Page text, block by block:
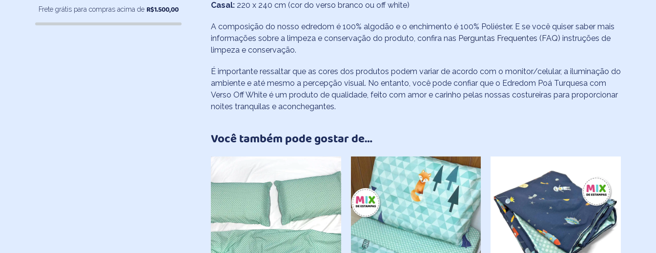
Casal: 220 x 240 cm (cor do verso branco ou off white)
A composição do nosso edredom é 100% algodão e o enchimento é 100% Poliéster. E se você quiser saber mais
informações sobre a limpeza e conservação do produto, confira nas Perguntas Frequentes (FAQ) instruções de
limpeza e conservação.
É importante ressaltar que as cores dos produtos podem variar de acordo com o monitor/celular, a iluminação do
ambiente e até mesmo a percepção visual. No entanto, você pode confiar que o Edredom Poá Turquesa com
Verso Off White é um produto de qualidade, feito com amor e carinho pelas nossas costureiras para proporcionar
noites tranquilas e aconchegantes.
Você também pode gostar de…
Frete grátis para compras acima de R$1.500,00